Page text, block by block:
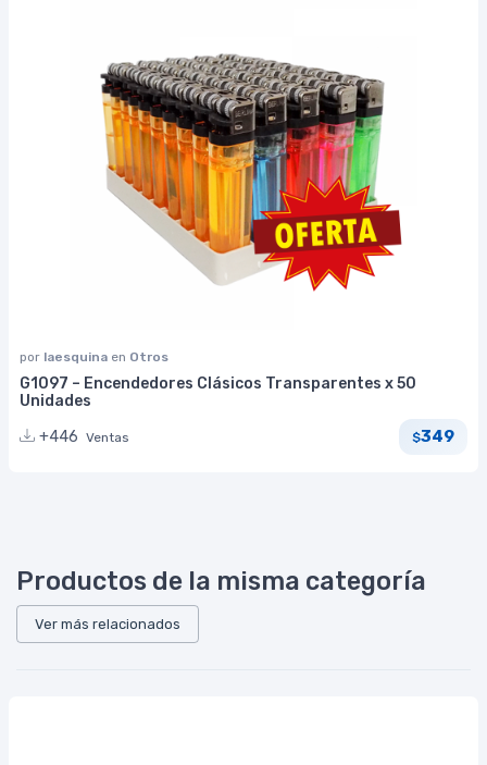
por laesquina en Otros
G1097 – Encendedores Clásicos Transparentes x 50
Unidades
+446 Ventas $349
Productos de la misma categoría
Ver más relacionados